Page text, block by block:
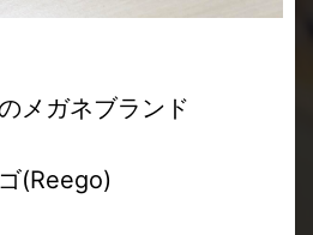
メガネブランド
(Reego)